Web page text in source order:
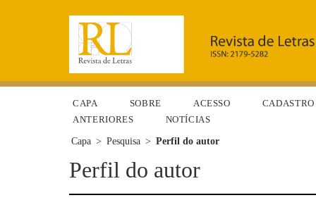
CAPA SOBRE ACESSO
CADASTRO
ANTERIORES
NOTÍCIAS
Capa > Pesquisa > Perfil do autor
Perfil do autor